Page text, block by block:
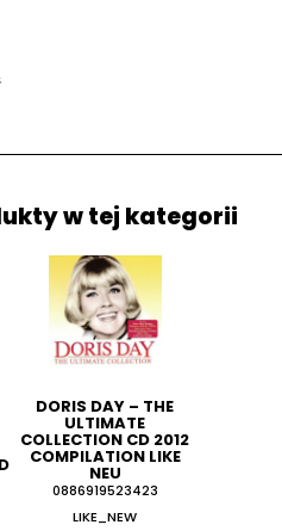
w tej kategorii
DORIS DAY ‎– THE
ULTIMATE
COLLECTION CD 2012
COMPILATION LIKE
NEU
0886919523423
LIKE_NEW